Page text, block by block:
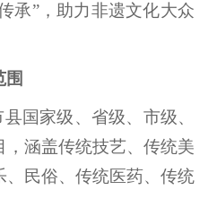
承”，助力非遗文化大众
围
国家级、省级、市级、
涵盖传统技艺、传统美
、民俗、传统医药、传统